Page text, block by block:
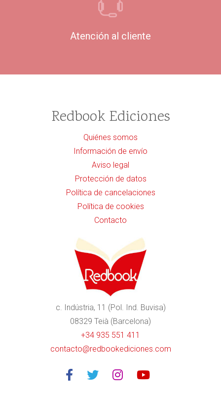
Atención al cliente
Redbook Ediciones
Quiénes somos
Información de envío
Aviso legal
Protección de datos
Política de cancelaciones
Política de cookies
Contacto
c. Indústria, 11 (Pol. Ind. Buvisa)
08329 Teià (Barcelona)
+34 935 551 411
contacto@redbookediciones.com